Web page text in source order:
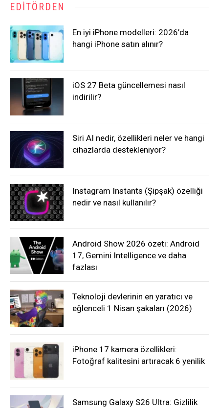
EDITÖRDEN
En iyi iPhone modelleri: 2026’da
hangi iPhone satın alınır?
iOS 27 Beta güncellemesi nasıl
indirilir?
Siri AI nedir, özellikleri neler ve hangi
cihazlarda destekleniyor?
Instagram Instants (Şipşak) özelliği
nedir ve nasıl kullanılır?
Android Show 2026 özeti: Android
17, Gemini Intelligence ve daha
fazlası
Teknoloji devlerinin en yaratıcı ve
eğlenceli 1 Nisan şakaları (2026)
iPhone 17 kamera özellikleri:
Fotoğraf kalitesini artıracak 6 yenilik
Samsung Galaxy S26 Ultra: Gizlilik